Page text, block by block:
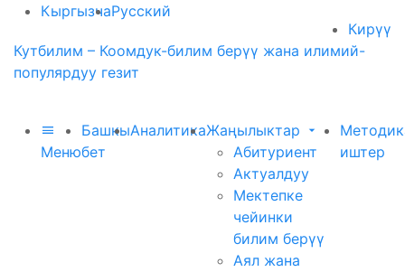
КыргызчаРусский
Кирүү
Кутбилим – Коомдук-билим берүү жана илимий-
популярдуу гезит
Меню
Башкы
бет
АналитикаЖаңылыктар
Абитуриент
Актуалдуу
Мектепке
чейинки
билим берүү
Аял жана
иштер